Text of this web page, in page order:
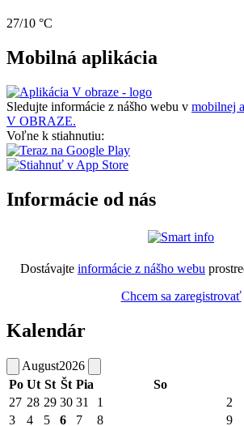
27/10 °C
Mobilná aplikácia
Sledujte informácie z nášho webu v mobilnej
V OBRAZE.
Voľne k stiahnutiu:
Informácie od nás
Dostávajte informácie z nášho webu
Chcem sa zaregistrovať
Kalendár
August2026
Po Ut St Št Pia So
27 28 29 30 31 1
2
3
4 5 6 7 8 9